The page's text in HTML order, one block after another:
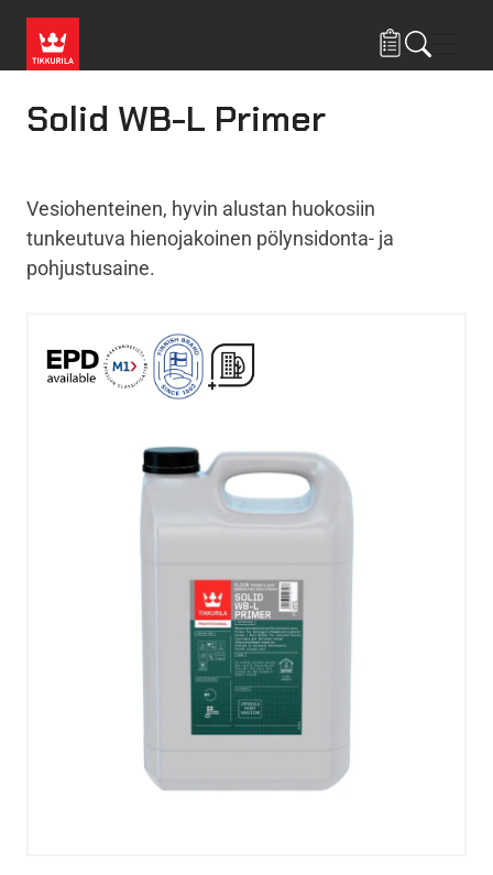
Solid WB-L Primer
Vesiohenteinen, hyvin alustan huokosiin
tunkeutuva hienojakoinen pölynsidonta- ja
pohjustusaine.